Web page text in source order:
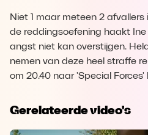
Niet 1 maar meteen 2 afvallers
de reddingsoefening haakt
angst niet kan overstijgen.
nemen van deze heel straffe
om 20.40 naar 'Special Forces'
Gerelateerde video's